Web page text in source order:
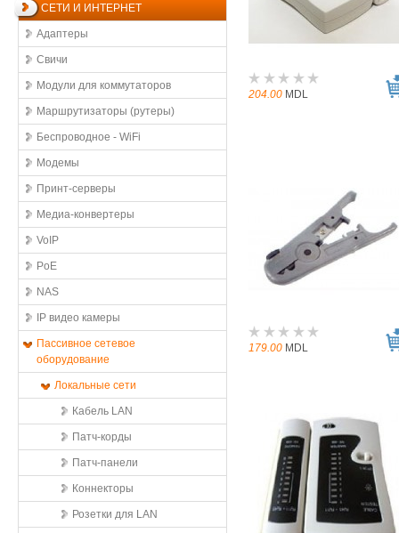
СЕТИ И ИНТЕРНЕТ
Адаптеры
Свичи
Модули для коммутаторов
Маршрутизаторы (рутеры)
Беспроводное - WiFi
Модемы
Принт-серверы
Медиа-конвертеры
VoIP
PoE
NAS
IP видео камеры
Пассивное сетевое
оборудование
Локальные сети
Кабель LAN
Патч-корды
Патч-панели
Коннекторы
Розетки для LAN
204.00 MDL
179.00 MDL